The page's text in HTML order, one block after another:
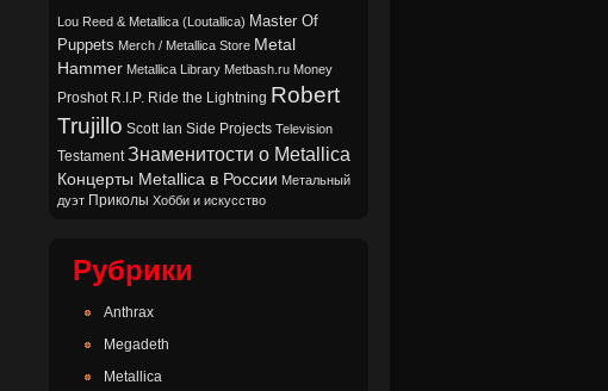
Lou Reed & Metallica (Loutallica) Master Of
Puppets Merch / Metallica Store Metal
Hammer Metallica Library Metbash.ru Money
Proshot R.I.P. Ride the Lightning Robert
Trujillo Scott Ian Side Projects Television
Testament Знаменитости о Metallica
Концерты Metallica в России Метальный
дуэт Приколы Хобби и искусство
Рубрики
Anthrax
Megadeth
Metallica